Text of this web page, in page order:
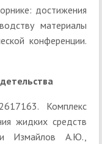
достижения
материалы
конференции.
Комплекс
жидких средств
Измайлов А.Ю.,